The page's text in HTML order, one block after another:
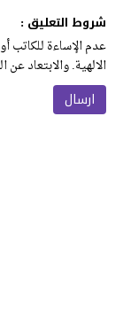
شروط التعليق :
عدم الإساءة للكاتب
الالهية. والابتعاد